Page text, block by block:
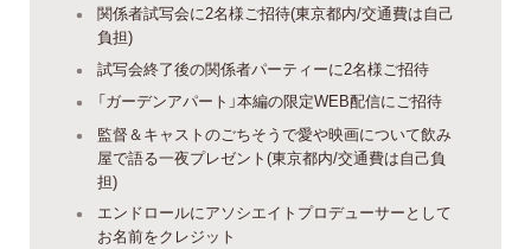
関係者試写会に2名様ご招待(東京都内/交通費は自己
負担)
試写会終了後の関係者パーティーに2名様ご招待
「ガーデンアパート」本編の限定WEB配信にご招待
監督＆キャストのごちそうで愛や映画について飲み
屋で語る一夜プレゼント(東京都内/交通費は自己負
担)
エンドロールにアソシエイトプロデューサーとして
お名前をクレジット